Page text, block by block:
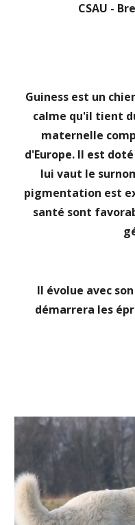
CSAU -
Guiness est un
calme qu'il tient
maternelle
d'Europe. Il est
lui vaut le
pigmentation est
santé sont
Il évolue avec
démarrera les